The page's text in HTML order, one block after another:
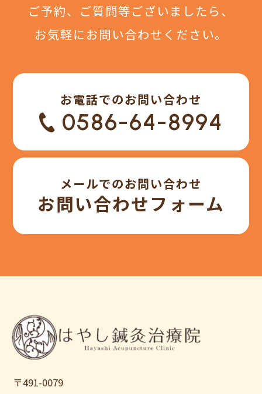
ご予約、ご質問等ございましたら、
お気軽にお問い合わせください。
お電話でのお問い合わせ
0586-64-8994
メールでのお問い合わせ
お問い合わせフォーム
〒491-0079